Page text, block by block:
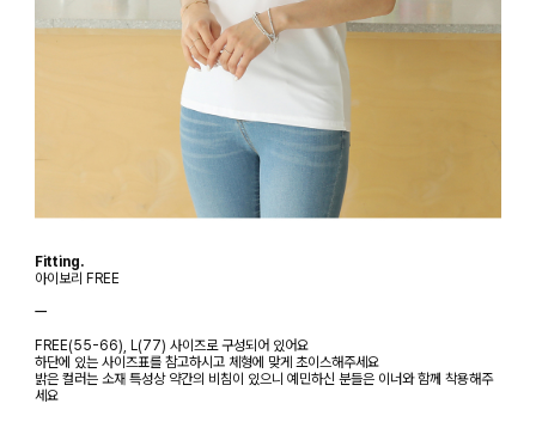
Fitting.
아이보리 FREE
ㅡ
FREE(55-66), L(77) 사이즈로 구성되어 있어요
하단에 있는 사이즈표를 참고하시고 체형에 맞게 초이스해주세요
밝은 컬러는 소재 특성상 약간의 비침이 있으니 예민하신 분들은 이너와 함께 착용해주
세요